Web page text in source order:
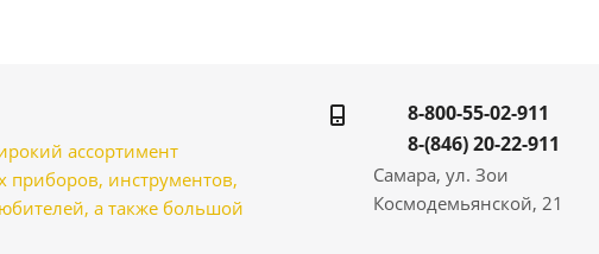
ассортимент
приборов, инструментов,
а также большой
8-800-55-02-911
8-(846) 20-22-911
Самара, ул. Зои
Космодемьянской, 21